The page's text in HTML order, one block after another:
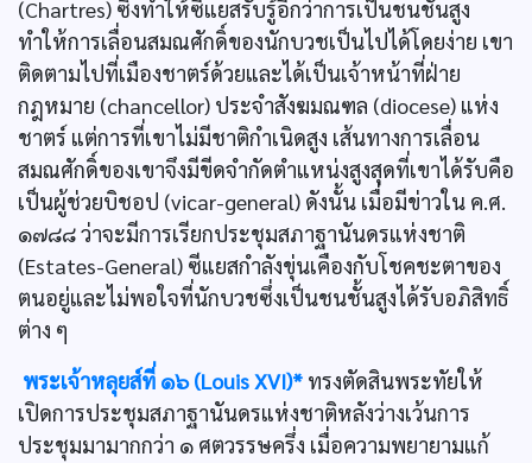
(Chartres) ซึ่งทำให้ซีแยสรับรู้อีกว่าการเป็นชนชั้นสูง
ทำให้การเลื่อนสมณศักดิ์ของนักบวชเป็นไปได้โดยง่าย เขา
ติดตามไปที่เมืองชาตร์ด้วยและได้เป็นเจ้าหน้าที่ฝ่าย
กฎหมาย (chancellor) ประจำสังฆมณฑล (diocese) แห่ง
ชาตร์ แต่การที่เขาไม่มีชาติกำเนิดสูง เส้นทางการเลื่อน
สมณศักดิ์ของเขาจึงมีขีดจำกัดตำแหน่งสูงสุดที่เขาได้รับคือ
เป็นผู้ช่วยบิชอป (vicar-general) ดังนั้น เมื่อมีข่าวใน ค.ศ.
๑๗๘๘ ว่าจะมีการเรียกประชุมสภาฐานันดรแห่งชาติ
(Estates-General) ซีแยสกำลังขุ่นเคืองกับโชคชะตาของ
ตนอยู่และไม่พอใจที่นักบวชซึ่งเป็นชนชั้นสูงได้รับอภิสิทธิ์
ต่าง ๆ
พระเจ้าหลุยส์ที่ ๑๖ (Louis XVI)* ทรงตัดสินพระทัยให้
เปิดการประชุมสภาฐานันดรแห่งชาติหลังว่างเว้นการ
ประชุมมามากกว่า ๑ ศตวรรษครึ่ง เมื่อความพยายามแก้